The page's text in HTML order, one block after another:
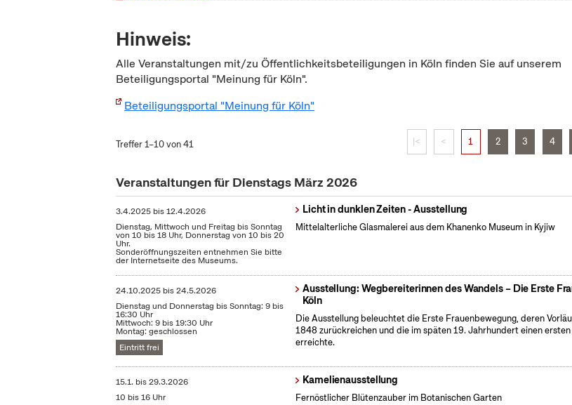
Hinweis:
Alle Veranstaltungen mit/zu Öffentlichkeitsbeteiligungen in Köln finden Sie auf unserem
Beteiligungsportal "Meinung für Köln".
Beteiligungsportal "Meinung für Köln"
Treffer 1–10 von 41 |< < 1 2 3 4
Veranstaltungen für Dienstags März 2026
3.4.2025 bis12.4.2026
Dienstag, Mittwoch und Freitag bis Sonntag
von 10 bis 18 Uhr, Donnerstag von 10 bis 20
Uhr.
Sonderöffnungszeiten entnehmen Sie bitte
der Internetseite des Museums.
Licht in dunklen Zeiten - Ausstellung
Mittelalterliche Glasmalerei aus dem Khanenko Museum in Kyjiw
24.10.2025 bis24.5.2026
Dienstag und Donnerstag bis Sonntag: 9 bis
16:30 Uhr
Mittwoch: 9 bis 19:30 Uhr
Montag: geschlossen
Eintritt frei
Ausstellung: Wegbereiterinnen des Wandels – Die Erste
Köln
Die Ausstellung beleuchtet die Erste Frauenbewegung, deren
1848 zurückreichen und die im späten 19. Jahrhundert einen
erreichte.
15.1. bis29.3.2026
10 bis 16 Uhr
Kamelienausstellung
Fernöstlicher Blütenzauber im Botanischen Garten